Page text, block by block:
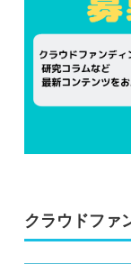
クラウドファ